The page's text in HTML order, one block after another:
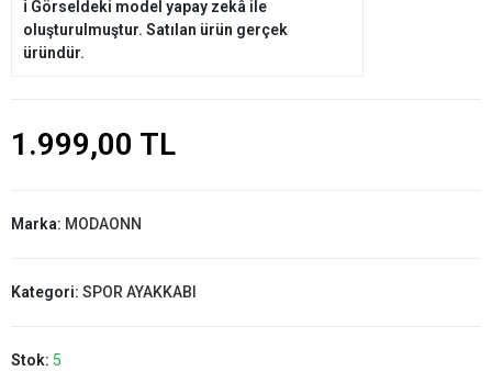
ℹ️ Görseldeki model yapay zekâ ile
oluşturulmuştur. Satılan ürün gerçek
üründür.
1.999,00 TL
Marka: MODAONN
Kategori: SPOR AYAKKABI
Stok: 5